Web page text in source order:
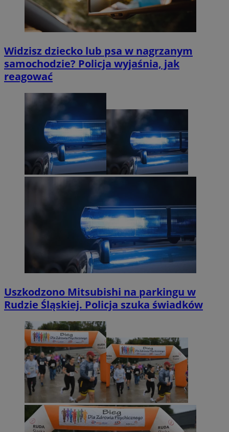
Widzisz dziecko lub psa w nagrzanym
samochodzie? Policja wyjaśnia, jak
reagować
Uszkodzono Mitsubishi na parkingu w
Rudzie Śląskiej. Policja szuka świadków